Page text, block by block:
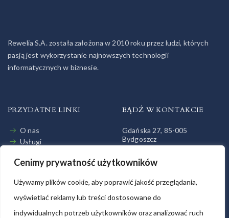
Cenimy prywatność użytkowników
Używamy plików cookie, aby poprawić jakość przeglądania,
wyświetlać reklamy lub treści dostosowane do
indywidualnych potrzeb użytkowników oraz analizować ruch
Rewelia S.A. została założona w 2010 roku przez ludzi, których
pasją jest wykorzystanie najnowszych technologii
informatycznych w biznesie.
PRZYDATNE LINKI
O nas
Usługi
Relacje Inwestorskie
BĄDŹ W KONTAKCIE
Gdańska 27, 85-005
Bydgoszcz
+48 52 32 11 757